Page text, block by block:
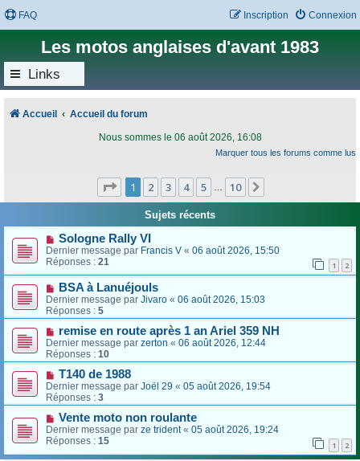
FAQ Connexion
Inscription
Les motos anglaises d'avant 1983
Links
Accueil Accueil du forum
Nous sommes le 06 août 2026, 16:08
Marquer tous les forums comme lus
Page 1sur
1 2 3 4 5 10
Sujets récents
Sologne Rally VI
Dernier message par Francis V « 06 août 2026, 15:50
Réponses : 21 1 2
BSA à Lanuéjouls
Dernier message par Jivaro « 06 août 2026, 15:03
Réponses : 5
remise en route après 1 an Ariel 359 NH
Dernier message par zerton « 06 août 2026, 12:44
Réponses : 10
T140 de 1988
Dernier message par Joël 29 « 05 août 2026, 19:54
Réponses : 3
Vente moto non roulante
Dernier message par ze trident« 05 août 2026, 19:24
Réponses : 15 1 2